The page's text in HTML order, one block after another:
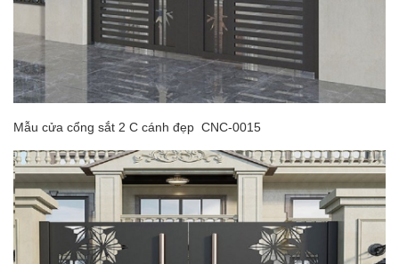
Mẫu cửa cổng sắt 2 C cánh đẹp CNC-0015